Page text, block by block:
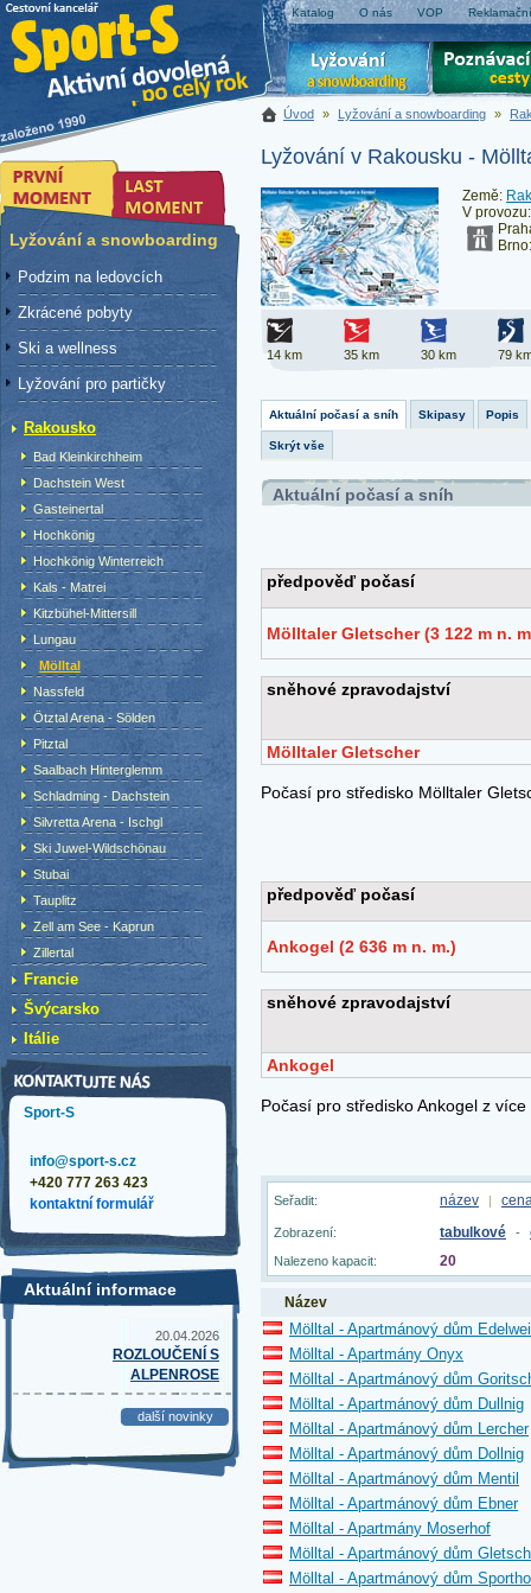
Katalog O nás VOP
Úvod » Lyžování a snowboarding »
Lyžování v Rakousku -
Země:
V
14 km 35 km 30 km 79
Aktuální počasí a sníh Skipasy Popis
Skrýt vše
Aktuální počasí a sníh
Seřadit: název |
Zobrazení: tabulkové -
Nalezeno kapacit: 20
Název
Mölltal - Apartmánový dům
Mölltal - Apartmány Onyx
Mölltal - Apartmánový dům
Mölltal - Apartmánový dům Dullnig
Mölltal - Apartmánový dům Lercher
Mölltal - Apartmánový dům Dollnig
Mölltal - Apartmánový dům Mentil
Mölltal - Apartmánový dům Ebner
Mölltal - Apartmány Moserhof
Mölltal - Apartmánový dům
Mölltal - Apartmánový dům
Lyžování a snowboarding
Podzim na ledovcích
Zkrácené pobyty
Ski a wellness
Lyžování pro partičky
Rakousko
Bad Kleinkirchheim
Dachstein West
Gasteinertal
Hochkönig
Hochkönig Winterreich
Kals - Matrei
Kitzbühel-Mittersill
Lungau
Mölltal
Nassfeld
Ötztal Arena - Sölden
Pitztal
Saalbach Hinterglemm
Schladming - Dachstein
Silvretta Arena - Ischgl
Ski Juwel-Wildschönau
Stubai
Tauplitz
Zell am See - Kaprun
Zillertal
Francie
Švýcarsko
Itálie
Sport-S
info@sport-s.cz
+420 777 263 423
kontaktní formulář
Aktuální informace
20.04.2026
ROZLOUČENÍ S
ALPENROSE
další novinky